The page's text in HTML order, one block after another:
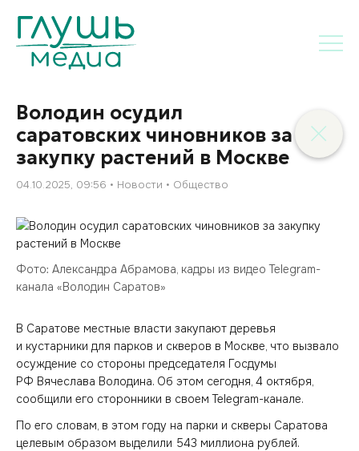
Володин осудил
саратовских чиновников за
закупку растений в Москве
04.10.2025, 09:56 Новости Общество
Фото: Александра Абрамова, кадры из видео Telegram-
канала «Володин Саратов»
В Саратове местные власти закупают деревья
и кустарники для парков и скверов в Москве, что вызвало
осуждение со стороны председателя Госдумы
РФ Вячеслава Володина. Об этом сегодня, 4 октября,
сообщили его сторонники в своем Telegram-канале.
По его словам, в этом году на парки и скверы Саратова
целевым образом выделили 543 миллиона рублей.